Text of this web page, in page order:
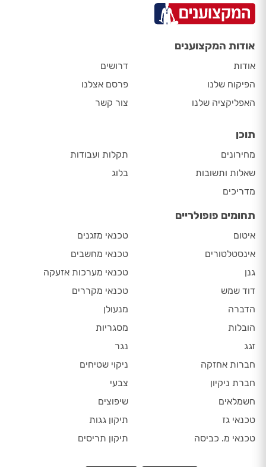
אודות המקצוענים
אודות
הפיקוח שלנו
האפליקציה שלנו
דרושים
פרסם אצלנו
צור קשר
תוכן
מחירונים
שאלות ותשובות
מדריכים
תקלות ועבודות
בלוג
תחומים פופולריים
איטום
אינסטלטורים
גנן
דוד שמש
הדברה
הובלות
זגג
חברות אחזקה
חברת ניקיון
חשמלאים
טכנאי גז
טכנאי מ. כביסה
טכנאי מזגנים
טכנאי מחשבים
טכנאי מערכות אזעקה
טכנאי מקררים
מנעולן
מסגריות
נגר
ניקוי שטיחים
צבעי
שיפוצים
תיקון גגות
תיקון תריסים